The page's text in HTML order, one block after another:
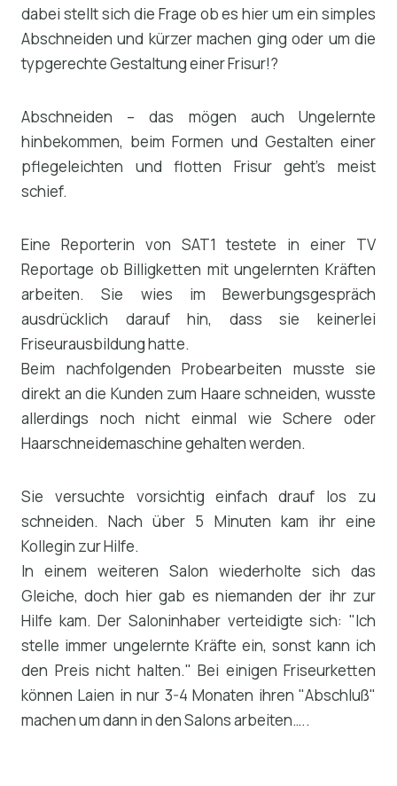
dabei stellt sich die Frage ob es hier um ein simples
Abschneiden und kürzer machen ging oder um die
typgerechte Gestaltung einer Frisur!?
Abschneiden – das mögen auch Ungelernte
hinbekommen, beim Formen und Gestalten einer
pflegeleichten und flotten Frisur geht’s meist
schief.
Eine Reporterin von SAT1 testete in einer TV
Reportage ob Billigketten mit ungelernten Kräften
arbeiten. Sie wies im Bewerbungsgespräch
ausdrücklich darauf hin, dass sie keinerlei
Friseurausbildung hatte.
Beim nachfolgenden Probearbeiten musste sie
direkt an die Kunden zum Haare schneiden, wusste
allerdings noch nicht einmal wie Schere oder
Haarschneidemaschine gehalten werden.
Sie versuchte vorsichtig einfach drauf los zu
schneiden. Nach über 5 Minuten kam ihr eine
Kollegin zur Hilfe.
In einem weiteren Salon wiederholte sich das
Gleiche, doch hier gab es niemanden der ihr zur
Hilfe kam. Der Saloninhaber verteidigte sich: "Ich
stelle immer ungelernte Kräfte ein, sonst kann ich
den Preis nicht halten." Bei einigen Friseurketten
können Laien in nur 3-4 Monaten ihren "Abschluß"
machen um dann in den Salons arbeiten…..